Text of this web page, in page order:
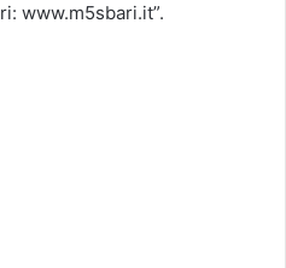
www.m5sbari.it”.